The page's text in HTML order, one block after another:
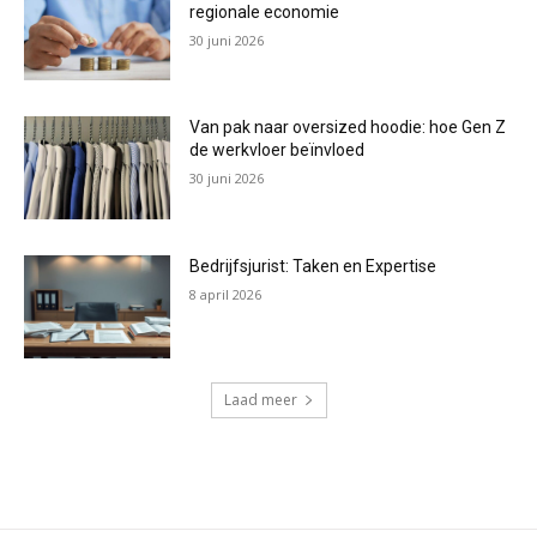
regionale economie
30 juni 2026
Van pak naar oversized hoodie: hoe Gen Z
de werkvloer beïnvloed
30 juni 2026
Bedrijfsjurist: Taken en Expertise
8 april 2026
Laad meer